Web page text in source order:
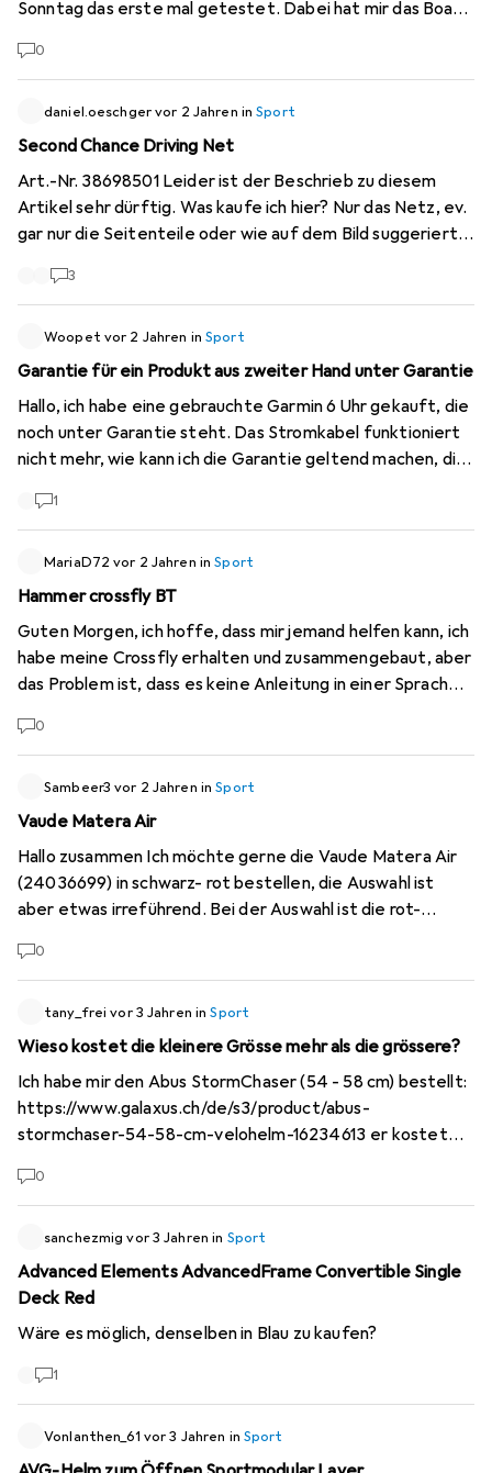
Sonntag das erste mal getestet. Dabei hat mir das Boa
aufgescheuert. Ist hier was mit den Riehmen vom Boa
dies immer so ist, müsste ich mir ja nach 5-10Wanderunge
neue Wanderschuhe kaufen, da diese dann vorne so
mehr wasserdicht sind...:( => Was kann man dagegen
machen bzw. liegt ein Produktfehler vor? Merci
0
daniel.oeschgervor 2 Jahren inSport
Second Chance Driving Net
Art.-Nr. 38698501 Leider ist der Beschrieb zu diesem
Artikel sehr dürftig. Was kaufe ich hier? Nur das Netz, ev.
gar nur die Seitenteile oder wie auf dem Bild suggeriert
Danke für ein Feedback :-)
3
Woopet vor 2 Jahren inSport
Garantie für ein Produkt aus zweiter Hand unter Garantie
Hallo, ich habe eine gebrauchte Garmin 6 Uhr gekauft, die
noch unter Garantie steht. Das Stromkabel funktioniert
nicht mehr, wie kann ich die Garantie geltend machen, die
Ihre Rückmeldung.
1
MariaD72 vor 2 Jahren inSport
Hammer crossfly BT
Guten Morgen, ich hoffe, dass mir jemand helfen kann, ich
habe meine Crossfly erhalten und zusammengebaut, aber
das Problem ist, dass es keine Anleitung in einer Sprache
die Sprachen nicht, ich bräuchte entweder Italienisch,
0
Sambeer3 vor 2 Jahren inSport
Vaude Matera Air
Hallo zusammen Ich möchte gerne die Vaude Matera Air
(24036699) in schwarz- rot bestellen, die Auswahl ist
aber etwas irreführend. Bei der Auswahl ist die rot-
Jache als schwarz. Ist die Jacke wie auf den Bildern auch
0
tany_frei vor 3 Jahren inSport
Wieso kostet die kleinere Grösse mehr als die grössere?
Ich habe mir den Abus StormChaser (54 - 58 cm) bestellt:
https://www.galaxus.ch/de/s3/product/abus-
stormchaser-54-58-cm-velohelm-16234613 er kostet
61 cm) kostet nur 129 Franken.
stormchaser-59-61-cm-velohelm-16234597
0
sanchezmig vor 3 Jahren in Sport
Advanced Elements AdvancedFrame Convertible Single
Deck Red
Wäre es möglich, denselben in Blau zu kaufen?
1
Vonlanthen_61 vor 3 Jahren in Sport